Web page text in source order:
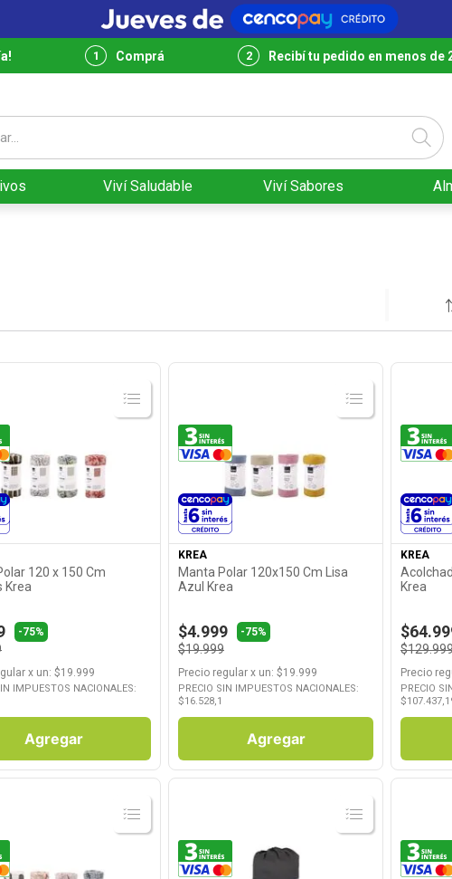
Comprá Recibí tu pedido en menos de
Viví Saludable Viví Sabores
Ver Producto
120 x 150 Cm
Krea
-75%
x un: $19.999
IMPUESTOS NACIONALES:
Agregar
Ver Producto
KREA
Manta Polar 120x150 Cm Lisa
Azul Krea
$4.999 -75%
$19.999
Precio regular x un: $19.999
PRECIO SIN IMPUESTOS NACIONALES:
$16.528,1
Agregar
KREA
Krea
Precio
PRECIO
$